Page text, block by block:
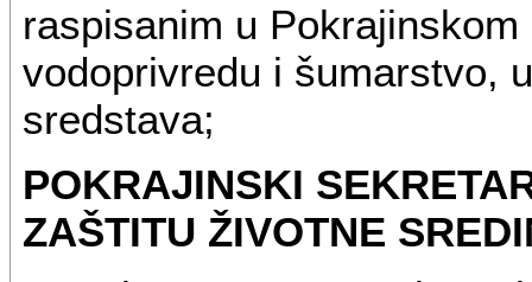
raspisanim u
vodoprivredu i šumarstvo,
sredstava;
POKRAJINSKI
ZAŠTITU ŽIVOTNE